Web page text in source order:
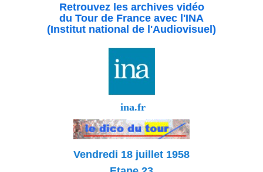
Retrouvez les archives vidéo
du Tour de France avec l'INA
(Institut national de l'Audiovisuel)
ina.fr
Vendredi 18 juillet 1958